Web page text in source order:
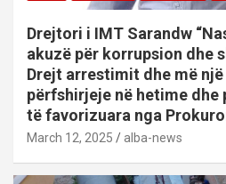
Drejtori i IMT Sarandw
akuzë për korrupsion dhe
Drejt arrestimit dhe më
përfshirjeje në hetime dhe
të favorizuara nga
March 12, 2025 alba-news